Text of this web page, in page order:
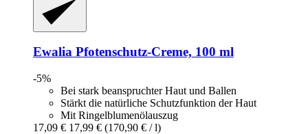
Ewalia Pfotenschutz-​Creme, 100 ml
-5%
Bei stark beanspruchter Haut und Ballen
Stärkt die natürliche Schutzfunktion der Haut
Mit Ringelblumenölauszug
17,09 € 17,99 € (170,90 € / l)